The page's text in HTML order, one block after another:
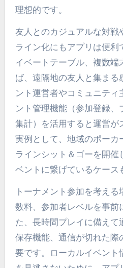
理想的です。
友人とのカジュアルな対戦
ライン化にもアプリは便利
イベートテーブル、複数端
ば、遠隔地の友人と集まる
ント運営者やコミュニティ
ント管理機能（参加登録、
集計）を活用すると運営が
実例として、地域のポーカ
ラインシット＆ゴーを開催
ベントに繋げているケース
トーナメント参加を考え
数料、参加者レベルを事前
た、長時間プレイに備えて
保存機能、通信が切れた際
要です。ローカルイベント